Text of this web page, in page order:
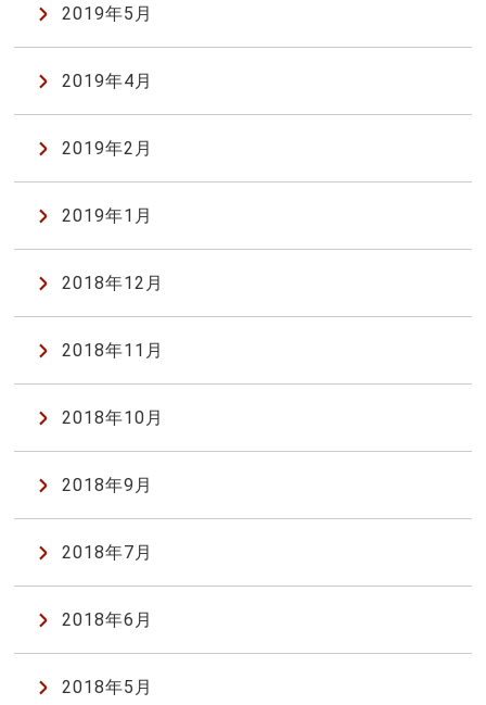
2019年5月
2019年4月
2019年2月
2019年1月
2018年12月
2018年11月
2018年10月
2018年9月
2018年7月
2018年6月
2018年5月